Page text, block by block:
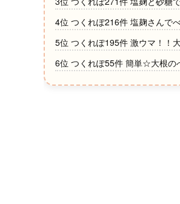
4位 つくれぽ216件 塩麹さんで
5位 つくれぽ195件 激ウマ！！
6位 つくれぽ55件 簡単☆大根の